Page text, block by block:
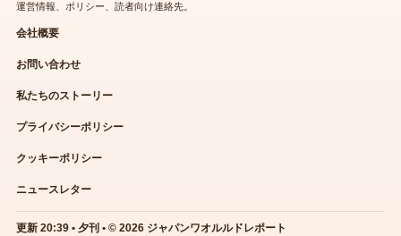
運営情報、ポリシー、読者向け連絡先。
会社概要
お問い合わせ
私たちのストーリー
プライバシーポリシー
クッキーポリシー
ニュースレター
更新 20:39 • 夕刊 • © 2026 ジャパンワオルルドレポート